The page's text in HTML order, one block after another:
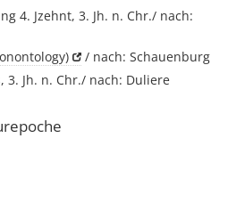
4. Jzehnt, 3. Jh. n. Chr./ nach:
/ nach: Schauenburg
Jh. n. Chr./ nach: Duliere